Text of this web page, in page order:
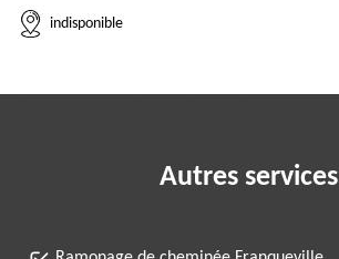
indisponible
Autres services